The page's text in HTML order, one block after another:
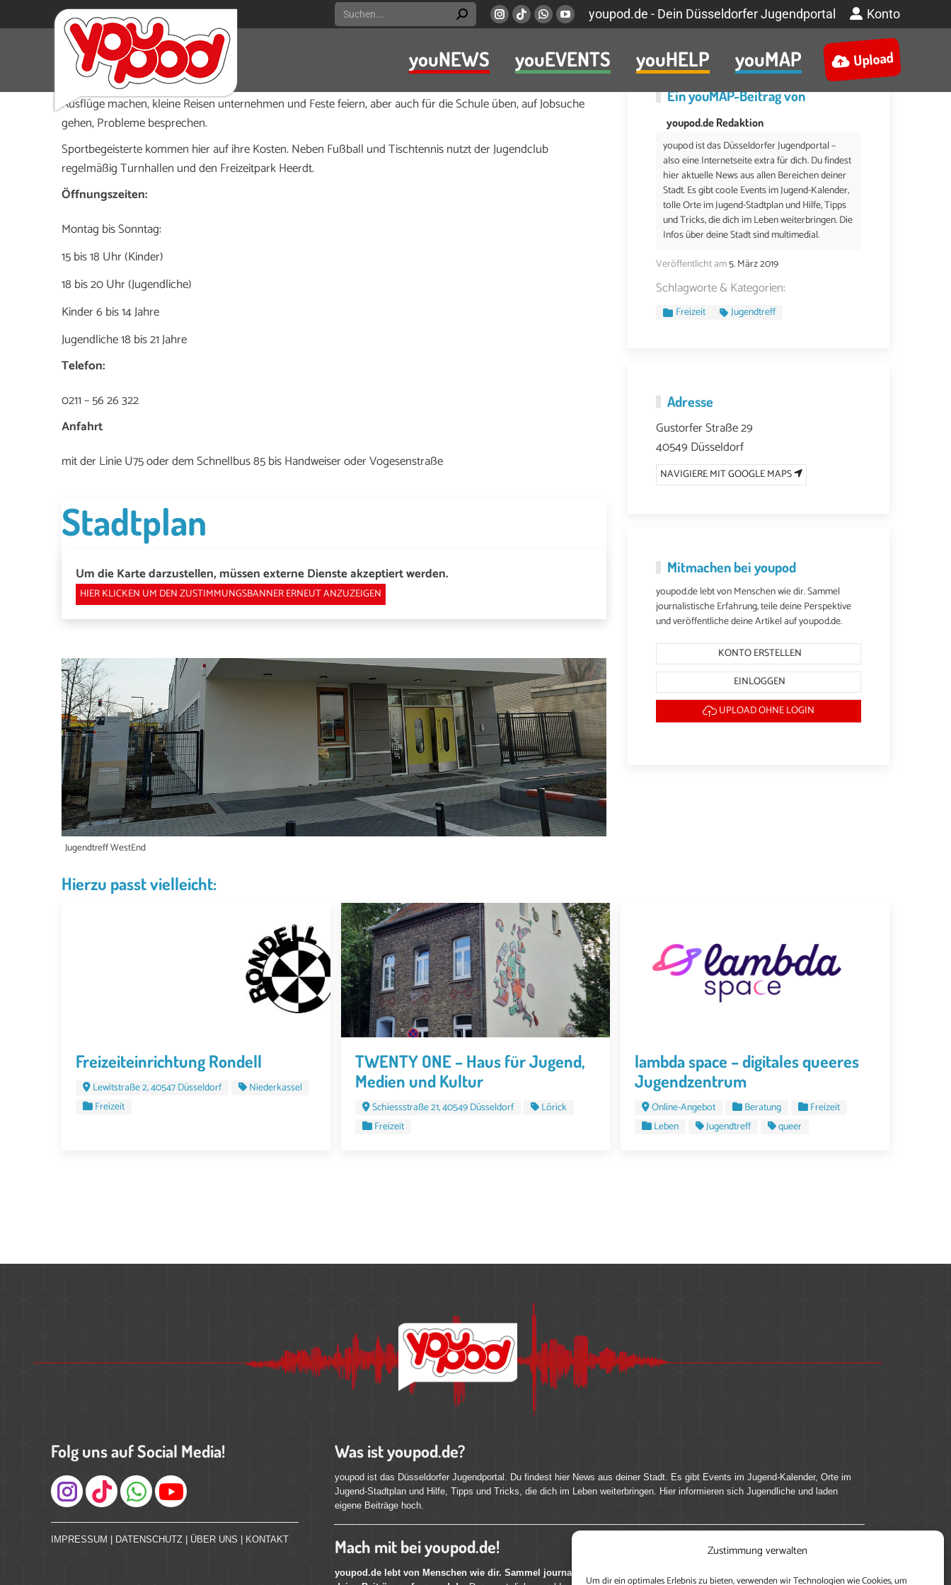
Zustimmung verwalten
Um dir ein optimales Erlebnis zu bieten, verwenden wir Technologien wie Cookies, um
Search:
Instagram
opens
new
window
Viber
opens
in
new
window
Whatsapp
opens
in
new
window
YouTube
opens
in
new
window
youpod.de - Dein Düsseldorfer Jugendportal Konto
youNEWS youEVENTS youHELP youMAP Upload
Im Jugendtreff WestEnd kannst du Freunde treffen und finden, chillen, spielen, kreativ sein, Musik machen,
tanzen, kochen, backen, quatschen, gamen, trainieren, Fußball und Tischtennis spielen. Mit dem Team kannst du
Ausflüge machen, kleine Reisen unternehmen und Feste feiern, aber auch für die Schule üben, auf Jobsuche
gehen, Probleme besprechen.
Sportbegeisterte kommen hier auf ihre Kosten. Neben Fußball und Tischtennis nutzt der Jugendclub
regelmäßig Turnhallen und den Freizeitpark Heerdt.
Öffnungszeiten:
Montag bis Sonntag:
15 bis 18 Uhr (Kinder)
18 bis 20 Uhr (Jugendliche)
Kinder 6 bis 14 Jahre
Jugendliche 18 bis 21 Jahre
Telefon:
0211 – 56 26 322
Anfahrt
mit der Linie U75 oder dem Schnellbus 85 bis Handweiser oder Vogesenstraße
Stadtplan
Um die Karte darzustellen, müssen externe Dienste akzeptiert werden.
HIER KLICKEN UM DEN ZUSTIMMUNGSBANNER ERNEUT ANZUZEIGEN
Jugendtreff WestEnd
EinyouMAP-Beitrag von
youpod.de Redaktion
youpod ist das Düsseldorfer Jugendportal –
also eine Internetseite extra für dich. Du findest
hier aktuelle News aus allen Bereichen deiner
Stadt. Es gibt coole Events im Jugend-Kalender,
tolle Orte im Jugend-Stadtplan und Hilfe, Tipps
und Tricks, die dich im Leben weiterbringen. Die
Infos über deine Stadt sind multimedial.
Veröffentlicht am5. März 2019
Schlagworte & Kategorien:
Freizeit Jugendtreff
Adresse
Gustorfer Straße 29
40549 Düsseldorf
NAVIGIERE MIT GOOGLE MAPS
Mitmachen bei youpod
youpod.de lebt von Menschen wie dir. Sammel
journalistische Erfahrung, teile deine Perspektive
und veröffentliche deine Artikel auf youpod.de.
KONTO ERSTELLEN
EINLOGGEN
UPLOAD OHNE LOGIN
Hierzu passt vielleicht:
Freizeiteinrichtung Rondell
Lewitstraße 2, 40547 Düsseldorf
Niederkassel
Freizeit
TWENTY ONE – Haus für Jugend,
Medien und Kultur
Schiessstraße 21, 40549 Düsseldorf
Lörick
Freizeit
lambda space – digitales queeres
Jugendzentrum
Online-Angebot Beratung
Freizeit
Leben
Jugendtreff queer
Folg uns auf Social Media!
Instagram
IMPRESSUM DATENSCHUTZ ÜBER UNS KONTAKT
Was ist youpod.de?
youpod ist das Düsseldorfer Jugendportal. Du findest hier News aus deiner Stadt. Es gibt Events im Jugend-Kalender, Orte im
Jugend-Stadtplan und Hilfe, Tipps und Tricks, die dich im Leben weiterbringen. Hier informieren sich Jugendliche und laden
eigene Beiträge hoch.
Mach mit bei youpod.de!
youpod.de lebt von Menschen wie dir. Sammel journalistische Erfahrung, teile deine Perspektive und veröffentliche